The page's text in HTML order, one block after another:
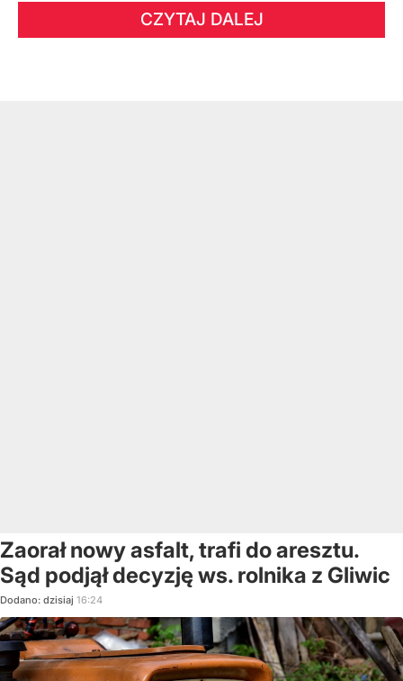
CZYTAJ DALEJ
Zaorał nowy asfalt, trafi do aresztu.
Sąd podjął decyzję ws. rolnika z Gliwic
Dodano: dzisiaj 16:24